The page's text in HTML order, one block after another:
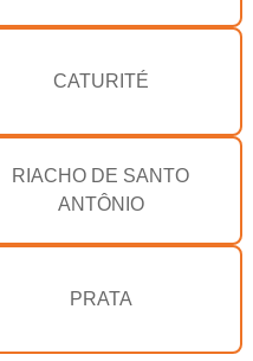
CATURITÉ
RIACHO DE SANTO
ANTÔNIO
PRATA